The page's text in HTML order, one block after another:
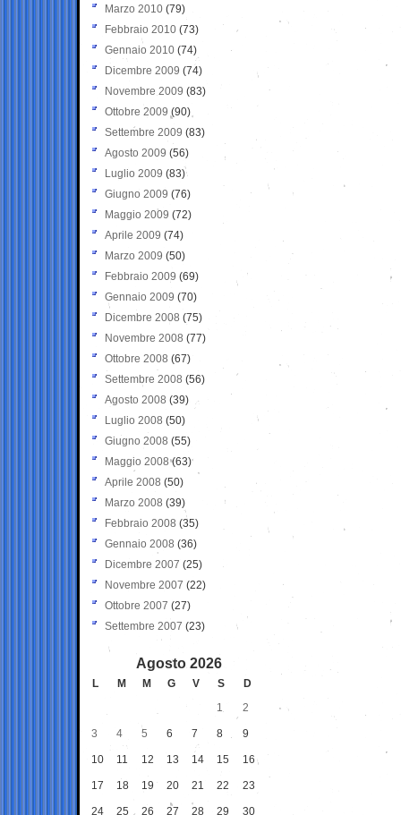
Marzo 2010 (79)
Febbraio 2010 (73)
Gennaio 2010 (74)
Dicembre 2009 (74)
Novembre 2009 (83)
Ottobre 2009 (90)
Settembre 2009 (83)
Agosto 2009 (56)
Luglio 2009 (83)
Giugno 2009 (76)
Maggio 2009 (72)
Aprile 2009 (74)
Marzo 2009 (50)
Febbraio 2009 (69)
Gennaio 2009 (70)
Dicembre 2008 (75)
Novembre 2008 (77)
Ottobre 2008 (67)
Settembre 2008 (56)
Agosto 2008 (39)
Luglio 2008 (50)
Giugno 2008 (55)
Maggio 2008(63)
Aprile 2008 (50)
Marzo 2008 (39)
Febbraio 2008 (35)
Gennaio 2008 (36)
Dicembre 2007 (25)
Novembre 2007 (22)
Ottobre 2007 (27)
Settembre 2007 (23)
Agosto 2026
L M M G V S
D
1
2
3 4 5 6 7 8 9
10 11 12 13 14 15 16
17 18 19 20 21 22 23
24 25 26 27 28 29 30